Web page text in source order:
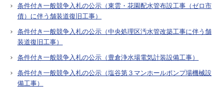
条件付き一般競争入札の公示（東雲・花園配水管布設工事（ゼロ市
債）に伴う舗装道復旧工事）
条件付き一般競争入札の公示（中央処理区汚水管改築工事に伴う舗
装道復旧工事）
条件付き一般競争入札の公示（豊倉浄水場電気計装設備工事）
条件付き一般競争入札の公示（塩谷第３マンホールポンプ場機械設
備工事）